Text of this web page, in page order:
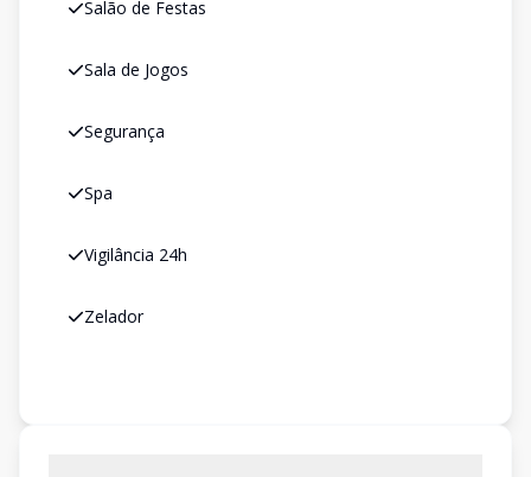
Salão de Festas
Sala de Jogos
Segurança
Spa
Vigilância 24h
Zelador